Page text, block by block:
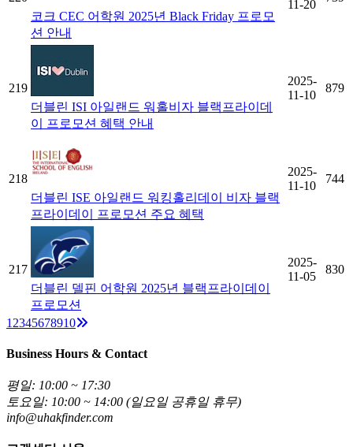
코크 CEC 어학원 2025년 Black Friday 프로모
션 안내
11-20
219
더블린 ISI 아일랜드 워홀비자 블랙프라이데
이 프로모션 혜택 안내
2025-
11-10
879
218
더블린 ISE 아일랜드 워킹홀리데이 비자 블랙
프라이데이 프로모션 주요 혜택
2025-
11-10
744
217
더블린 델핀 어학원 2025년 블랙프라이데이
프로모션
2025-
11-05
830
1 2345678910Next
Business Hours & Contact
평일: 10:00 ~ 17:30
토요일: 10:00 ~ 14:00 (일요일 공휴일 휴무)
info@uhakfinder.com